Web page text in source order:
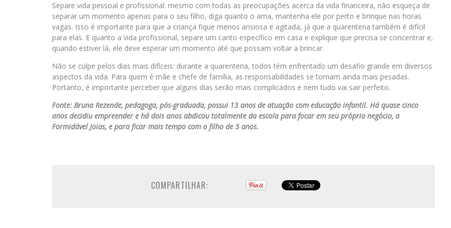
Separe vida pessoal e profissional: mesmo com todas as preocupações acerca da vida financeira, não esqueça de
separar um momento apenas para o seu filho, diga quanto o ama, mantenha ele por perto e brinque nas horas
vagas. Isso é importante para que a criança fique menos ansiosa e agitada, já que a quarentena também é difícil
para elas. E quanto a vida profissional, separe um canto específico em casa e explique que precisa se concentrar e,
quando estiver lá, ele deve esperar um momento até que possam voltar a brincar.
Não se culpe pelos dias mais difíceis: durante a quarentena, todos têm enfrentado um desafio grande em diversos
aspectos da vida. Para quem é mãe e chefe de família, as responsabilidades se tornam ainda mais pesadas.
Portanto, é importante perceber que alguns dias serão mais complicados e nem tudo vai sair perfeito.
Fonte: Bruna Rezende, pedagoga, pós-graduada, possui 13 anos de atuação com educação infantil. Há quase cinco
anos decidiu empreender e há dois anos abdicou totalmente da escola para focar em seu próprio negócio, a
Formidável Joias, e para ficar mais tempo com o filho de 5 anos.
COMPARTILHAR: